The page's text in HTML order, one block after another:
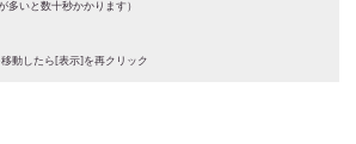
多いと数十秒かかります）
動したら[表示]を再クリック